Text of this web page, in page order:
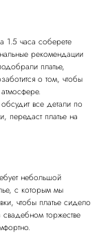
1.5 часа соберете
рекомендации
платье,
о том, чтобы
все детали по
передаст платье на
небольшой
с которым мы
чтобы платье сидело
торжестве